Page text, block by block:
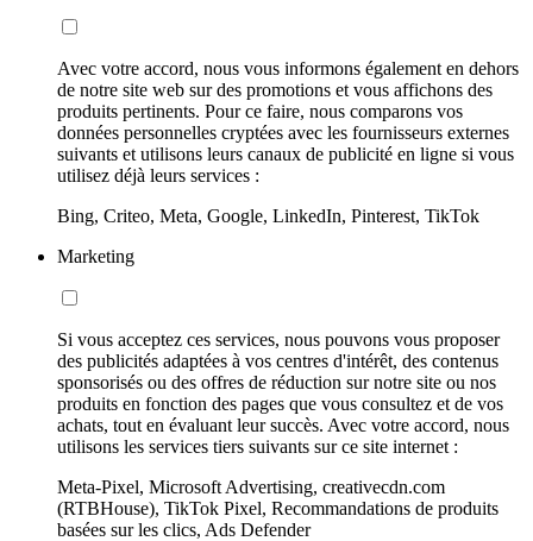
Avec votre accord, nous vous informons également en dehors
de notre site web sur des promotions et vous affichons des
produits pertinents. Pour ce faire, nous comparons vos
données personnelles cryptées avec les fournisseurs externes
suivants et utilisons leurs canaux de publicité en ligne si vous
utilisez déjà leurs services :
Bing, Criteo, Meta, Google, LinkedIn, Pinterest, TikTok
Marketing
Si vous acceptez ces services, nous pouvons vous proposer
des publicités adaptées à vos centres d'intérêt, des contenus
sponsorisés ou des offres de réduction sur notre site ou nos
produits en fonction des pages que vous consultez et de vos
achats, tout en évaluant leur succès. Avec votre accord, nous
utilisons les services tiers suivants sur ce site internet :
Meta-Pixel, Microsoft Advertising, creativecdn.com
(RTBHouse), TikTok Pixel, Recommandations de produits
basées sur les clics, Ads Defender